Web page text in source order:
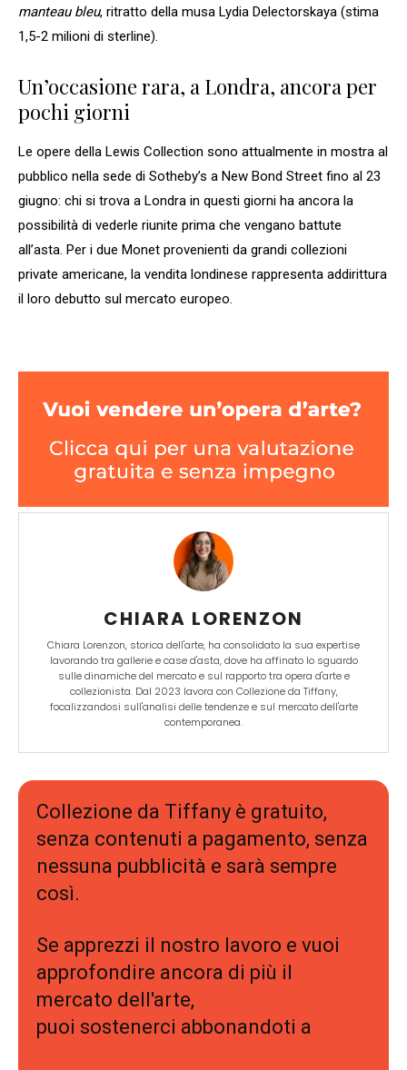
manteau bleu, ritratto della musa Lydia Delectorskaya (stima
1,5-2 milioni di sterline).
Un’occasione rara, a Londra, ancora per
pochi giorni
Le opere della Lewis Collection sono attualmente in mostra al
pubblico nella sede di Sotheby’s a New Bond Street fino al 23
giugno: chi si trova a Londra in questi giorni ha ancora la
possibilità di vederle riunite prima che vengano battute
all’asta. Per i due Monet provenienti da grandi collezioni
private americane, la vendita londinese rappresenta addirittura
il loro debutto sul mercato europeo.
CHIARA LORENZON
Chiara Lorenzon, storica dell'arte, ha consolidato la sua expertise
lavorando tra gallerie e case d'asta, dove ha affinato lo sguardo
sulle dinamiche del mercato e sul rapporto tra opera d'arte e
collezionista. Dal 2023 lavora con Collezione da Tiffany,
focalizzandosi sull'analisi delle tendenze e sul mercato dell'arte
contemporanea.
Collezione da Tiffany è gratuito,
senza contenuti a pagamento, senza
nessuna pubblicità e sarà sempre
così.
Se apprezzi il nostro lavoro e vuoi
approfondire ancora di più il
mercato dell'arte,
puoi sostenerci abbonandoti a